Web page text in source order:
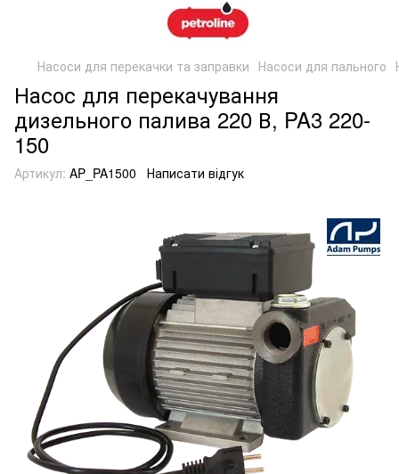
Насоси для перекачки та заправки Насоси для пального
Насос для перекачування
дизельного палива 220 В, PA3 220-
150
Артикул: AP_PA1500 Написати відгук